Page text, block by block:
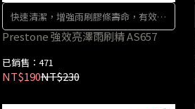
快速清潔，增強雨刷膠條壽命，有效提
升行車的能見度及安全
Prestone 強效亮澤雨刷精 AS657
已銷售：471
NT$190NT$230